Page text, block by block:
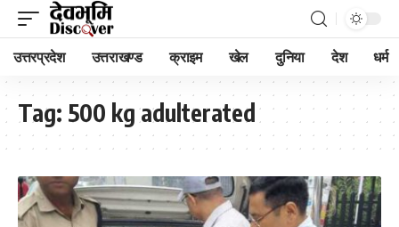
उत्तरप्रदेश उत्तराखण्ड क्राइम खेल दुनिया देश धर्म
Tag: 500 kg adulterated